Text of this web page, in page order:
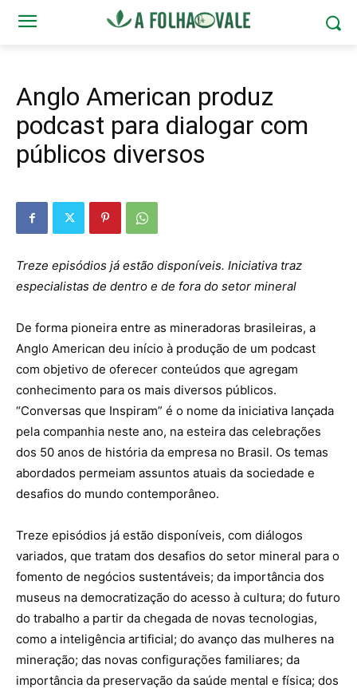
Anglo American produz
podcast para dialogar com
públicos diversos
Treze episódios já estão disponíveis. Iniciativa traz
especialistas de dentro e de fora do setor mineral
De forma pioneira entre as mineradoras brasileiras, a
Anglo American deu início à produção de um podcast
com objetivo de oferecer conteúdos que agregam
conhecimento para os mais diversos públicos.
“Conversas que Inspiram” é o nome da iniciativa lançada
pela companhia neste ano, na esteira das celebrações
dos 50 anos de história da empresa no Brasil. Os temas
abordados permeiam assuntos atuais da sociedade e
desafios do mundo contemporâneo.
Treze episódios já estão disponíveis, com diálogos
variados, que tratam dos desafios do setor mineral para o
fomento de negócios sustentáveis; da importância dos
museus na democratização do acesso à cultura; do futuro
do trabalho a partir da chegada de novas tecnologias,
como a inteligência artificial; do avanço das mulheres na
mineração; das novas configurações familiares; da
importância da preservação da saúde mental e física; dos